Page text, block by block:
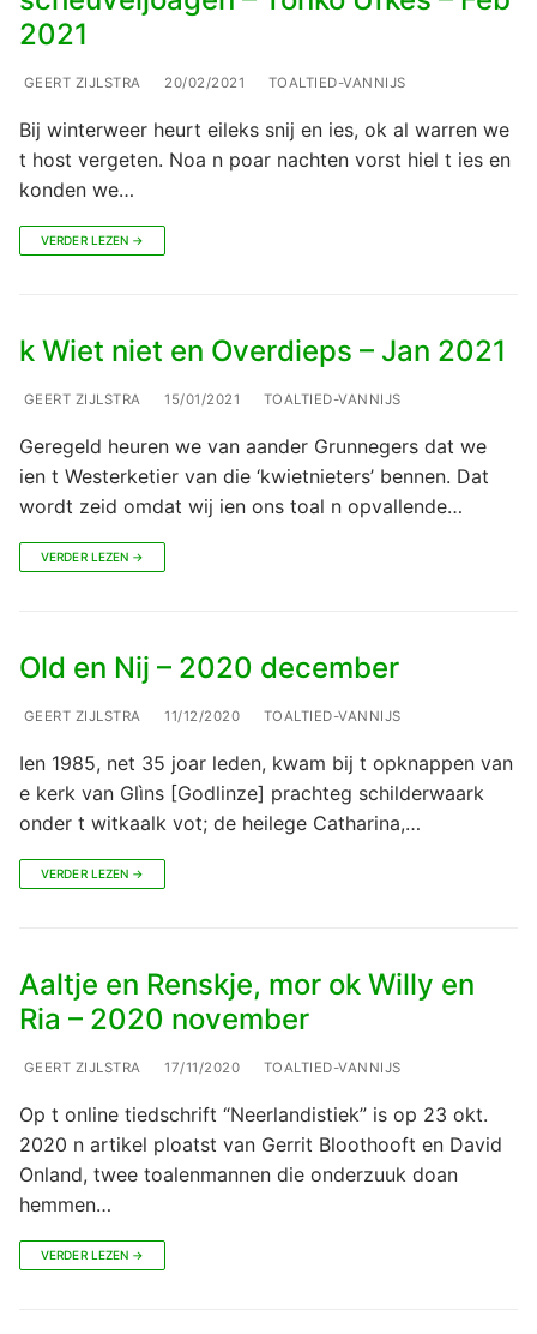
2021
GEERT ZIJLSTRA 20/02/2021 TOALTIED-VANNIJS
Bij winterweer heurt eileks snij en ies, ok al warren we
t host vergeten. Noa n poar nachten vorst hiel t ies en
konden we…
VERDER LEZEN →
k Wiet niet en Overdieps – Jan 2021
GEERT ZIJLSTRA 15/01/2021 TOALTIED-VANNIJS
Geregeld heuren we van aander Grunnegers dat we
ien t Westerketier van die ‘kwietnieters’ bennen. Dat
wordt zeid omdat wij ien ons toal n opvallende…
VERDER LEZEN →
Old en Nij – 2020 december
GEERT ZIJLSTRA 11/12/2020 TOALTIED-VANNIJS
Ien 1985, net 35 joar leden, kwam bij t opknappen van
e kerk van Glìns [Godlinze] prachteg schilderwaark
onder t witkaalk vot; de heilege Catharina,…
VERDER LEZEN →
Aaltje en Renskje, mor ok Willy en
Ria – 2020 november
GEERT ZIJLSTRA 17/11/2020 TOALTIED-VANNIJS
Op t online tiedschrift “Neerlandistiek” is op 23 okt.
2020 n artikel ploatst van Gerrit Bloothooft en David
Onland, twee toalenmannen die onderzuuk doan
hemmen…
VERDER LEZEN →